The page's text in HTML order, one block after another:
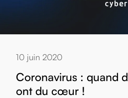
10 juin 2020
Coronavirus : quand
ont du cœur !